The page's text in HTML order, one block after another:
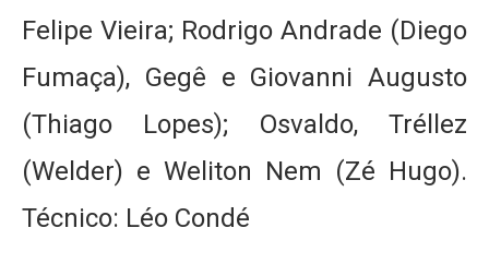
Felipe Vieira; Rodrigo Andrade (Diego
Fumaça), Gegê e Giovanni Augusto
(Thiago Lopes); Osvaldo, Tréllez
(Welder) e Weliton Nem (Zé Hugo).
Técnico: Léo Condé